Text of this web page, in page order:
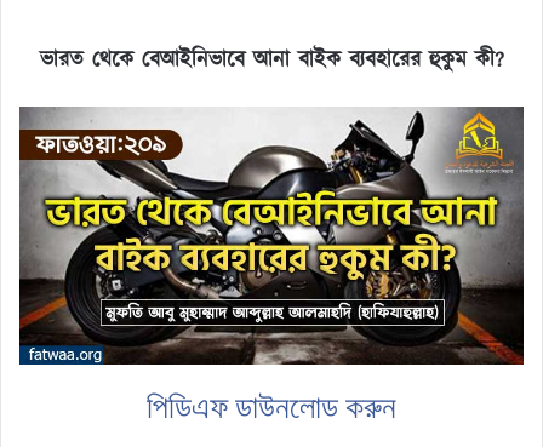
ভারত থেকে বেআইনিভাবে আনা বাইক ব্যবহারের হুকুম কী?
পিডিএফ ডাউনলোড করুন